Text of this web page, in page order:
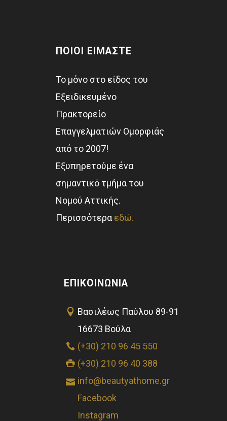
ΠΟΙΟΙ ΕΙΜΑΣΤΕ
Το μόνο στο είδος του
Εξειδικευμένο
Πρακτορείο
Επαγγελματιών Ομορφιάς
από το 2007!
Εξυπηρετούμε ένα
σημαντικό τμήμα του
Νομού Αττικής.
Περισσότερα εδώ.
ΕΠΙΚΟΙΝΩΝΊΑ
Βασιλέως Παύλου 89-91
16673 Βούλα
(+30) 210 96 45 550
(+30) 210 96 40 388
info@beautyathome.gr
Facebook
Instagram